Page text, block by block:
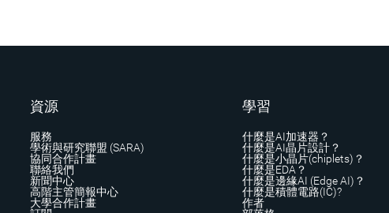
資源
服務
學術與研究聯盟 (SARA)
協同合作計畫
聯絡我們
新聞中心
高階主管簡報中心
大學合作計畫
學習
什麼是AI加速器？
什麼是AI晶片設計？
什麼是小晶片(chiplets)？
什麼是EDA？
什麼是邊緣AI (Edge AI)？
什麼是積體電路(IC)?
作者